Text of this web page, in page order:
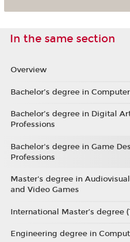
In the same section
Overview
Bachelor’s degree in
Bachelor’s degree in Digital
Professions
Bachelor's degree in Game
Professions
Master's degree in
and Video Games
International Master’s degree
Engineering degree in